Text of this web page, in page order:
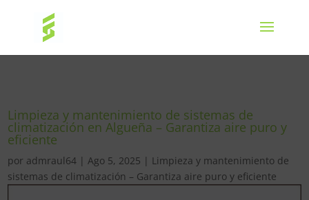
Limpieza y mantenimiento de sistemas de
climatización en Algueña – Garantiza aire puro y
eficiente
por admraul64 |Ago 5, 2025 | Limpieza y mantenimiento de
sistemas de climatización – Garantiza aire puro y eficiente